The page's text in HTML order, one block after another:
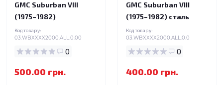
GMC Suburban VIII
(1975–1982)
Код товару:
03.WBXXXX2000.ALL.0.00
0
500.00 грн.
GMC Suburban VIII
(1975–1982) сталь
Код товару:
03.WBXXXX2000.ALL.0.0
0
400.00 грн.